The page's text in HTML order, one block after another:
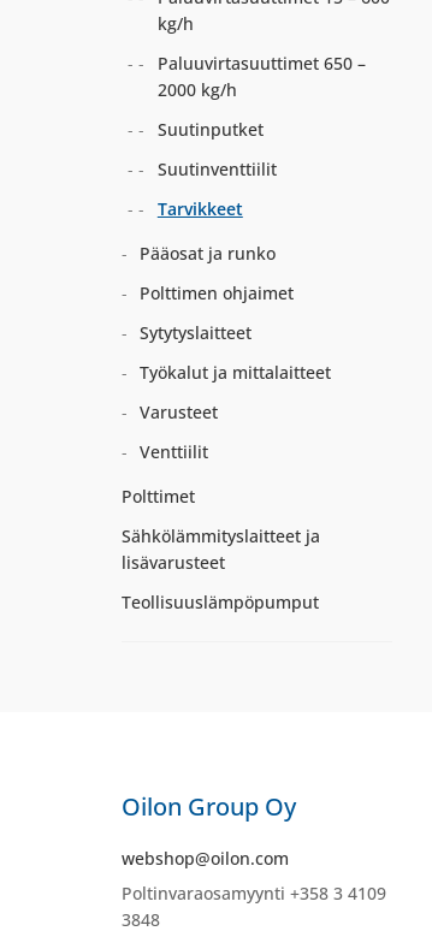
kg/h
Paluuvirtasuuttimet 650 –
2000 kg/h
Suutinputket
Suutinventtiilit
Tarvikkeet
Pääosat ja runko
Polttimen ohjaimet
Sytytyslaitteet
Työkalut ja mittalaitteet
Varusteet
Venttiilit
Polttimet
Sähkölämmityslaitteet ja
lisävarusteet
Teollisuuslämpöpumput
Oilon Group Oy
webshop@oilon.com
Poltinvaraosamyynti +358 3 4109
3848